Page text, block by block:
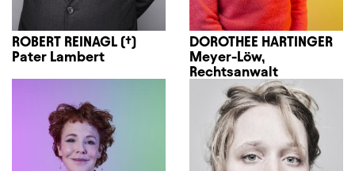
ROBERT REINAGL (†)
Pater Lambert
DOROTHEE HARTINGER
Meyer-Löw,
Rechtsanwalt